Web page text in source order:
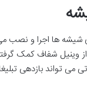
ها اجرا و نصب
شفاف کمک
بازدهی